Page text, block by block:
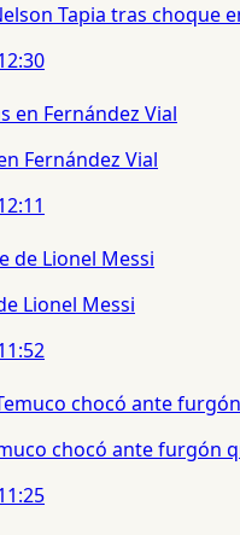
Tapia tras choque
Fernández Vial
Lionel Messi
chocó ante furgón